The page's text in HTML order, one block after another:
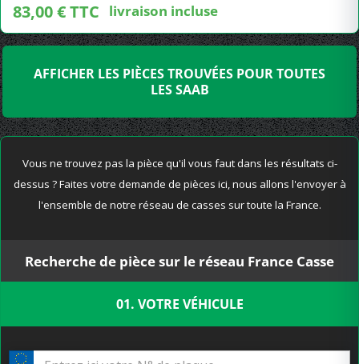
83,00 € TTC livraison incluse
AFFICHER LES PIÈCES TROUVÉES POUR TOUTES
LES SAAB
Vous ne trouvez pas la pièce qu'il vous faut dans les résultats ci-
dessus ? Faites votre demande de pièces ici, nous allons l'envoyer à
l'ensemble de notre réseau de casses sur toute la France.
Recherche de pièce sur le réseau France Casse
01. VOTRE VÉHICULE